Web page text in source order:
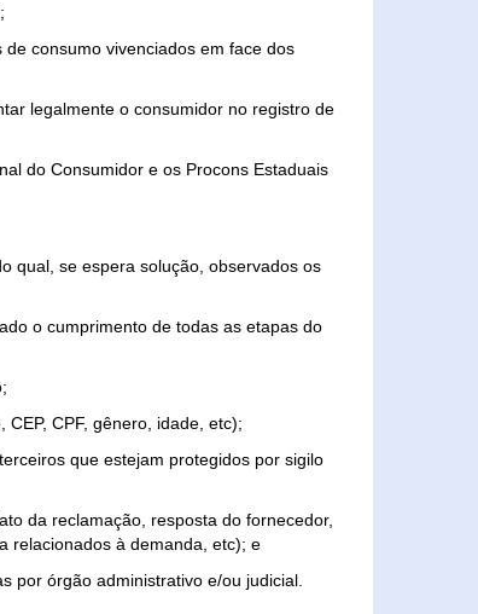
consumo vivenciados em face dos
legalmente o consumidor no registro de
do Consumidor e os Procons Estaduais
qual, se espera solução, observados os
o cumprimento de todas as etapas do
CPF, gênero, idade, etc);
que estejam protegidos por sigilo
da reclamação, resposta do fornecedor,
relacionados à demanda, etc); e
por órgão administrativo e/ou judicial.